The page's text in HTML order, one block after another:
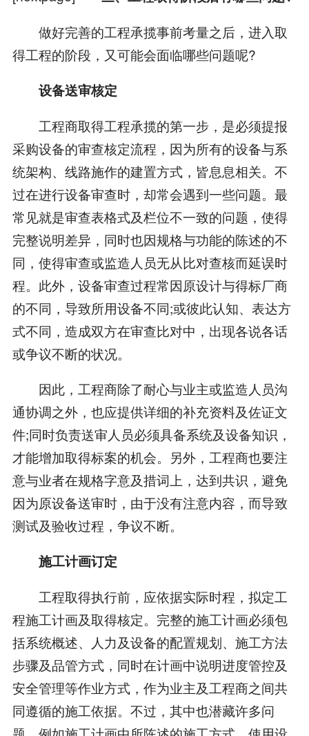
做好完善的工程承揽事前考量之后，进入取
得工程的阶段，又可能会面临哪些问题呢?
设备送审核定
工程商取得工程承揽的第一步，是必须提报
采购设备的审查核定流程，因为所有的设备与系
统架构、线路施作的建置方式，皆息息相关。不
过在进行设备审查时，却常会遇到一些问题。最
常见就是审查表格式及栏位不一致的问题，使得
完整说明差异，同时也因规格与功能的陈述的不
同，使得审查或监造人员无从比对查核而延误时
程。此外，设备审查过程常因原设计与得标厂商
的不同，导致所用设备不同;或彼此认知、表达方
式不同，造成双方在审查比对中，出现各说各话
或争议不断的状况。
因此，工程商除了耐心与业主或监造人员沟
通协调之外，也应提供详细的补充资料及佐证文
件;同时负责送审人员必须具备系统及设备知识，
才能增加取得标案的机会。另外，工程商也要注
意与业者在规格字意及措词上，达到共识，避免
因为原设备送审时，由于没有注意内容，而导致
测试及验收过程，争议不断。
施工计画订定
工程取得执行前，应依据实际时程，拟定工
程施工计画及取得核定。完整的施工计画必须包
括系统概述、人力及设备的配置规划、施工方法
步骤及品管方式，同时在计画中说明进度管控及
安全管理等作业方式，作为业主及工程商之间共
同遵循的施工依据。不过，其中也潜藏许多问